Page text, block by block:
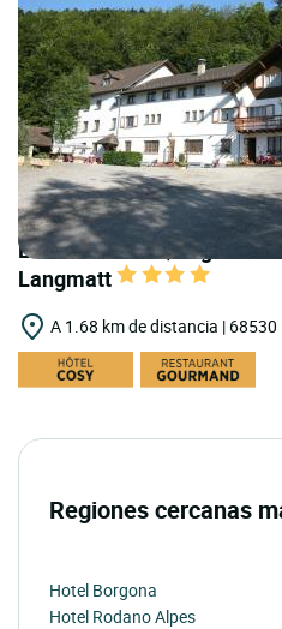
LOGIS HOTELS | Logis
Langmatt
A 1.68 km de distancia |
Regiones cercanas
Hotel Borgona
Hotel Rodano Alpes